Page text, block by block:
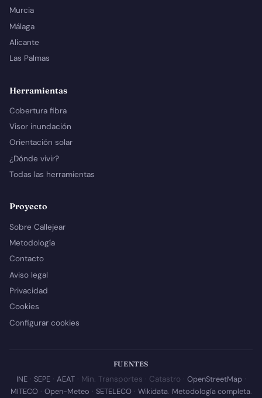
Murcia
Málaga
Alicante
Las Palmas
Herramientas
Cobertura fibra
Visor inundación
Orientación solar
¿Dónde vivir?
Todas las herramientas
Proyecto
Sobre Callejear
Metodología
Contacto
Aviso legal
Privacidad
Cookies
Configurar cookies
FUENTES
INE· SEPE· AEAT· Min. Transportes · Catastro · OpenStreetMap·
MITECO· Open-Meteo · SETELECO· Wikidata. Metodología completa.